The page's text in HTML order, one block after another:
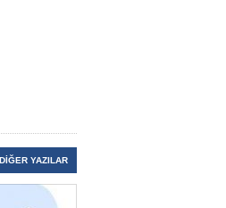
DIĞER YAZILAR